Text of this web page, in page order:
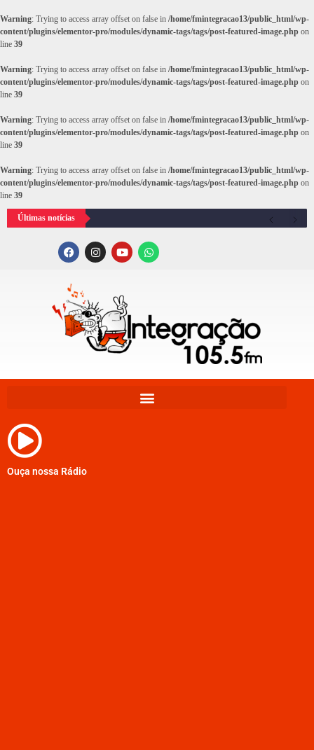
Warning: Trying to access array offset on false in /home/fmintegracao13/public_html/wp-
content/plugins/elementor-pro/modules/dynamic-tags/tags/post-featured-image.php on
line 39
Warning: Trying to access array offset on false in /home/fmintegracao13/public_html/wp-
content/plugins/elementor-pro/modules/dynamic-tags/tags/post-featured-image.php on
line 39
Warning: Trying to access array offset on false in /home/fmintegracao13/public_html/wp-
content/plugins/elementor-pro/modules/dynamic-tags/tags/post-featured-image.php on
line 39
Warning: Trying to access array offset on false in /home/fmintegracao13/public_html/wp-
content/plugins/elementor-pro/modules/dynamic-tags/tags/post-featured-image.php on
line 39
Últimas notícias
Ouça nossa Rádio